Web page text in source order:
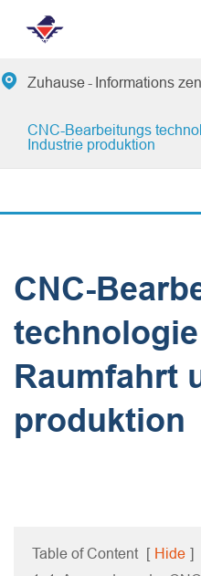
 Zuhause Informations
CNC-Bearbeitungs
Industrie produktion
CNC-
Raumfahrt
produktion
Table of Content [ Hide ]